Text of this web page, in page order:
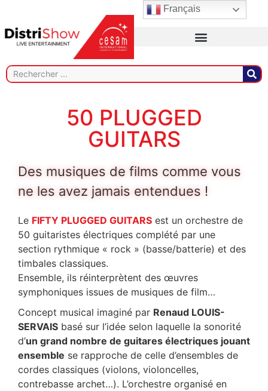
50 PLUGGED
GUITARS
Des musiques de films comme vous
ne les avez jamais entendues !
Le FIFTY PLUGGED GUITARS est un orchestre de
50 guitaristes électriques complété par une
section rythmique « rock » (basse/batterie) et des
timbales classiques.
Ensemble, ils réinterprètent des œuvres
symphoniques issues de musiques de film…
Concept musical imaginé par Renaud LOUIS-
SERVAIS basé sur l’idée selon laquelle la sonorité
d’un grand nombre de guitares électriques jouant
ensemble se rapproche de celle d’ensembles de
cordes classiques (violons, violoncelles,
contrebasse archet…). L’orchestre organisé en
Français